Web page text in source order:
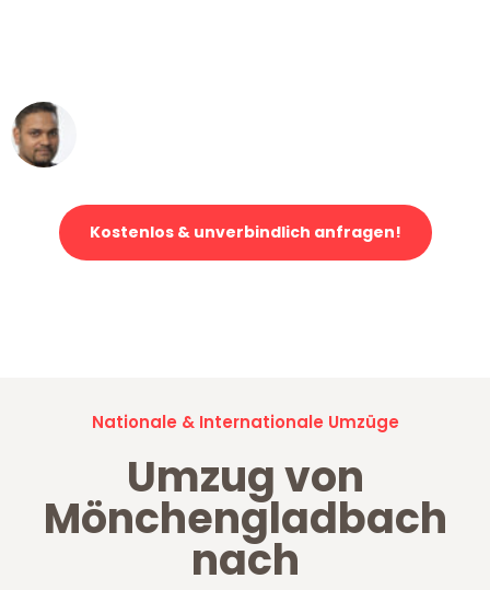
Kostenlos & unverbindlich anfragen!
Nationale & Internationale Umzüge
Umzug von
Mönchengladbach
nach